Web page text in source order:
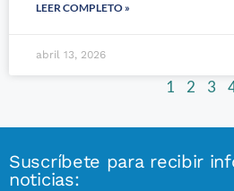
LEER COMPLETO »
abril 13, 2026
1 2 3
Suscríbete para recibir
noticias: